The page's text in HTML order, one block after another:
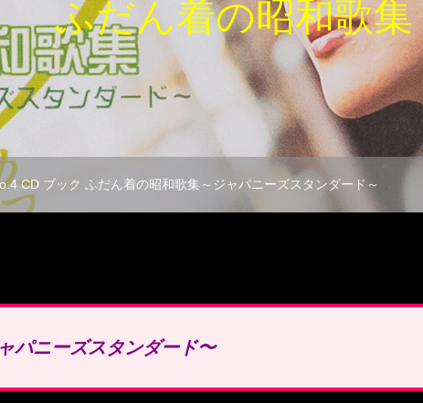
ふだん着の昭和歌集
CD ブック ふだん着の昭和歌集～ジャパニーズスタンダード～
パニーズスタンダード〜